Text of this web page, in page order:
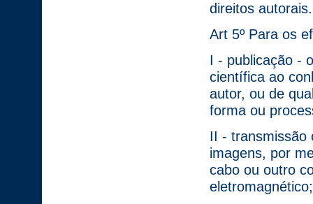
direitos autorais.
Art 5º Para os
I - publicação -
científica ao
autor, ou de
forma ou
II - transmissão
imagens, por
cabo ou outro
eletromagnético;